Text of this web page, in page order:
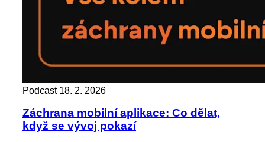
Podcast 18. 2. 2026
Záchrana mobilní aplikace: Co dělat,
když se vývoj pokazí